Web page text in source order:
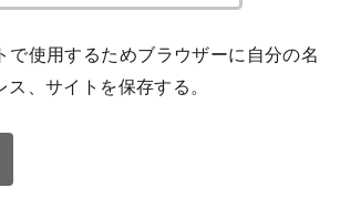
で使用するためブラウザーに自分の名
、サイトを保存する。